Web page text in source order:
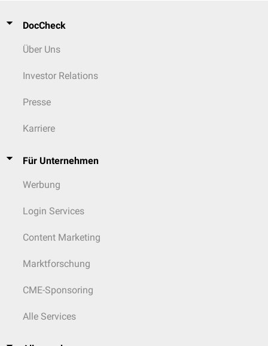
DocCheck
Über Uns
Investor Relations
Presse
Karriere
Für Unternehmen
Werbung
Login Services
Content Marketing
Marktforschung
CME-Sponsoring
Alle Services